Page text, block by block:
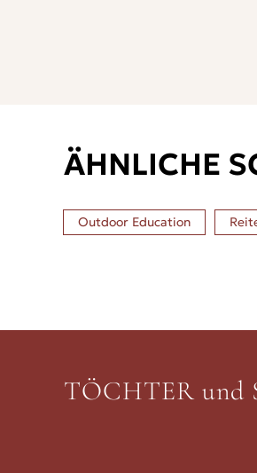
ÄHNLICHE
Outdoor Education
TÖCHTER und